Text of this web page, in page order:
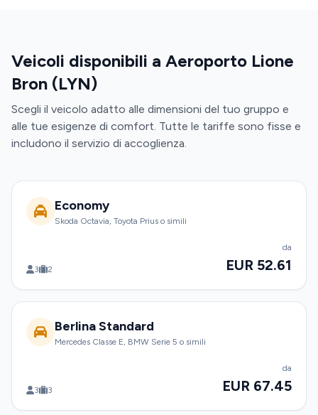
Veicoli disponibili a Aeroporto Lione
Bron (LYN)
Scegli il veicolo adatto alle dimensioni del tuo gruppo e
alle tue esigenze di comfort. Tutte le tariffe sono fisse e
includono il servizio di accoglienza.
Economy
Skoda Octavia, Toyota Prius o simili
3 2
da
EUR 52.61
Berlina Standard
Mercedes Classe E, BMW Serie 5 o simili
3 3
da
EUR 67.45